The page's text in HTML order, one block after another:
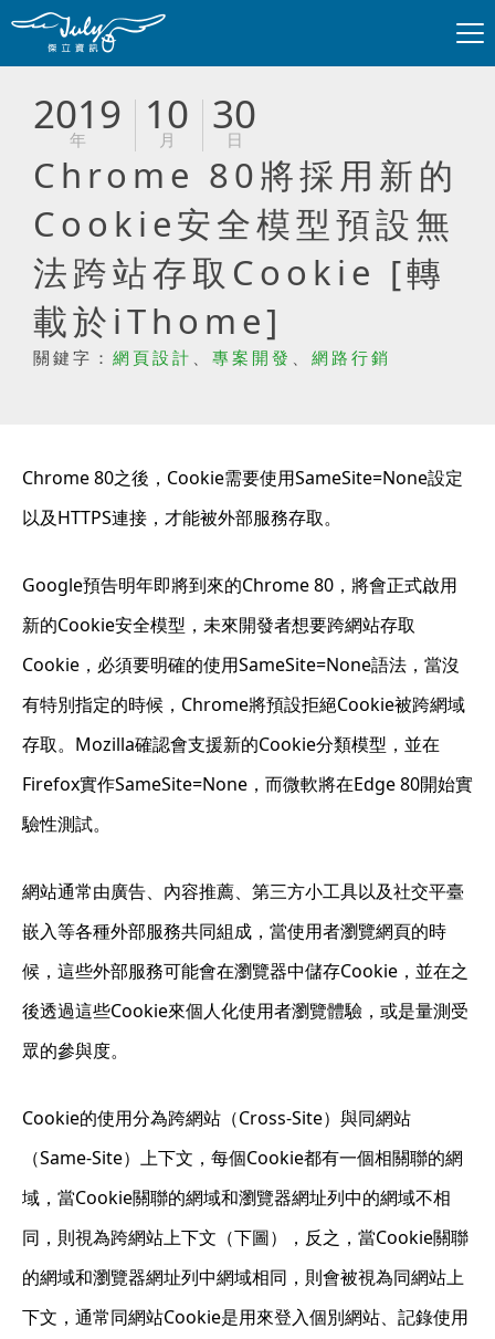
2019
年 10
月 30
日
Chrome 80將採用新的
Cookie安全模型預設無
法跨站存取Cookie [轉
載於iThome]
關鍵字： 網頁設計 、 專案開發 、 網路行銷
Chrome 80之後，Cookie需要使用SameSite=None設定
以及HTTPS連接，才能被外部服務存取。
Google預告明年即將到來的Chrome 80，將會正式啟用
新的Cookie安全模型，未來開發者想要跨網站存取
Cookie，必須要明確的使用SameSite=None語法，當沒
有特別指定的時候，Chrome將預設拒絕Cookie被跨網域
存取。Mozilla確認會支援新的Cookie分類模型，並在
Firefox實作SameSite=None，而微軟將在Edge 80開始實
驗性測試。
網站通常由廣告、內容推薦、第三方小工具以及社交平臺
嵌入等各種外部服務共同組成，當使用者瀏覽網頁的時
候，這些外部服務可能會在瀏覽器中儲存Cookie，並在之
後透過這些Cookie來個人化使用者瀏覽體驗，或是量測受
眾的參與度。
Cookie的使用分為跨網站（Cross-Site）與同網站
（Same-Site）上下文，每個Cookie都有一個相關聯的網
域，當Cookie關聯的網域和瀏覽器網址列中的網域不相
同，則視為跨網站上下文（下圖），反之，當Cookie關聯
的網域和瀏覽器網址列中網域相同，則會被視為同網站上
下文，通常同網站Cookie是用來登入個別網站、記錄使用